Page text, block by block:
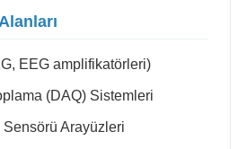
EEG amplifikatörleri)
(DAQ) Sistemleri
Sensörü Arayüzleri